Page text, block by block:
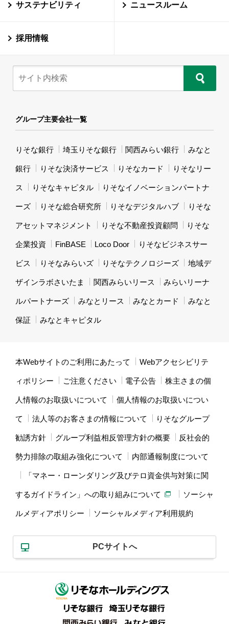
サステナビリティ ニュースルーム
採用情報
グループ主要会社一覧
りそな銀行 埼玉りそな銀行 関西みらい銀行 みなと
銀行 りそな決済サービス りそなカード りそなリー
ス りそなキャピタル りそなイノベーションパートナ
ーズ りそな総合研究所 りそなデジタルハブ りそな
アセットマネジメント りそな不動産投資顧問 りそな
企業投資 FinBASE Loco Door りそなビジネスサー
ビス りそなみらいズ りそなテクノロジーズ 地域デ
ザインラボさいたま 関西みらいリース みらいリーナ
ルパートナーズ みなとリース みなとカード みなと
保証 みなとキャピタル
本Webサイトのご利用にあたって Webアクセシビリテ
ィポリシー ご注意ください 電子公告 株主さまの個
人情報のお取扱いについて 個人情報のお取扱いについ
て 法人等のお客さまの情報について りそなグループ
勧誘方針 グループ利益相反管理方針の概要 反社会的
勢力排除の取組み強化について 内部通報制度について
「マネー・ローンダリング及びテロ資金供与対策に関
するガイドライン」への取り組みについて ソーシャ
ルメディアポリシー ソーシャルメディア利用規約
PCサイトへ